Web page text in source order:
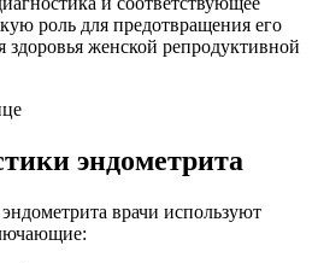
роль для предотвращения его
женской репродуктивной
эндометрита
врачи используют